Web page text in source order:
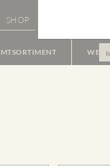
SHOP